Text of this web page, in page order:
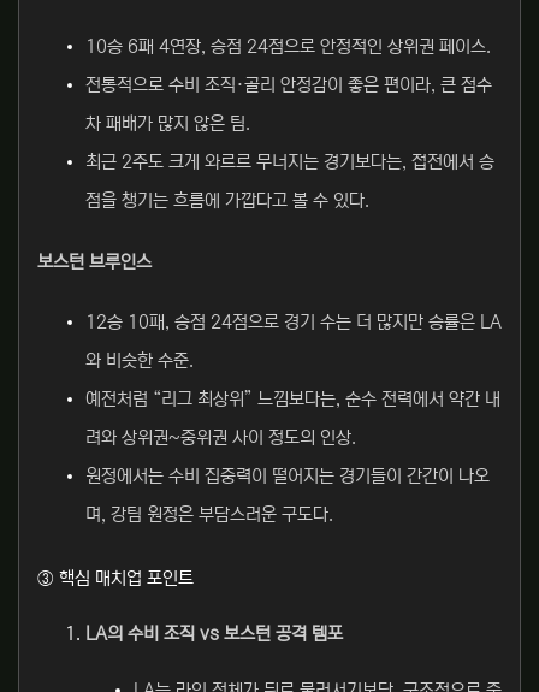
10승 6패 4연장, 승점 24점으로 안정적인 상위권 페이스.
전통적으로 수비 조직·골리 안정감이 좋은 편이라, 큰 점수
차 패배가 많지 않은 팀.
최근 2주도 크게 와르르 무너지는 경기보다는, 접전에서 승
점을 챙기는 흐름에 가깝다고 볼 수 있다.
보스턴 브루인스
12승 10패, 승점 24점으로 경기 수는 더 많지만 승률은 LA
와 비슷한 수준.
예전처럼 “리그 최상위” 느낌보다는, 순수 전력에서 약간 내
려와 상위권~중위권 사이 정도의 인상.
원정에서는 수비 집중력이 떨어지는 경기들이 간간이 나오
며, 강팀 원정은 부담스러운 구도다.
③ 핵심 매치업 포인트
LA의 수비 조직 vs 보스턴 공격 템포